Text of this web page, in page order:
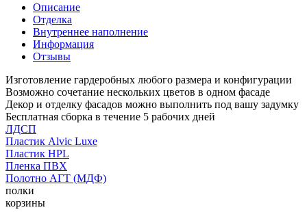
Описание
Отделка
Внутреннее наполнение
Информация
Отзывы
Изготовление гардеробных любого размера и конфигурации
Возможно сочетание нескольких цветов в одном фасаде
Декор и отделку фасадов можно выполнить под вашу задумку
Бесплатная сборка в течение 5 рабочих дней
ЛДСП
Пластик Alvic Luxe
Пластик HPL
Пленка ПВХ
Полотно АГТ (МДФ)
полки
корзины